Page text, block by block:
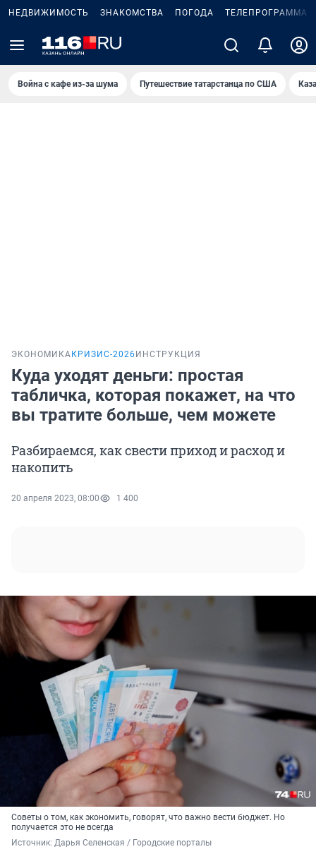
НЕДВИЖИМОСТЬ ЗНАКОМСТВА ПОГОДА ТЕЛЕПРОГРАММА
Война с кафе из-за шума Путешествие татарстанца по США
ЭКОНОМИКА КРИЗИС-2026 ИНСТРУКЦИЯ
Куда уходят деньги: простая
табличка, которая покажет, на что
вы тратите больше, чем можете
Разбираемся, как свести приход и расход и
накопить
20 апреля 2023, 08:00 1 400
Советы о том, как экономить, говорят, что важно вести бюджет. Но
получается это не всегда
Источник: Дарья Селенская / Городские порталы